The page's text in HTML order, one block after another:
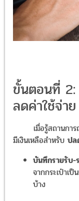
ขั้นตอนที่
ลดค่าใช้จ่าย
เมื่อรู้สถานกา
มีเงินเหลือสำหรับ ป
บันทึกรายรับ-
จากกระเป๋าเ
บ้าง